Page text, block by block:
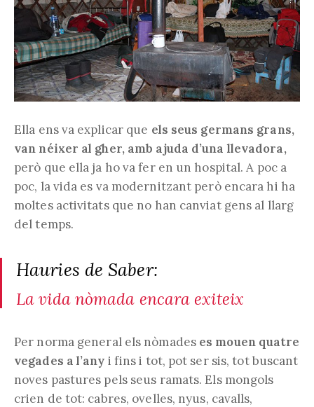
Ella ens va explicar que els seus germans grans,
van néixer al gher, amb ajuda d’una llevadora,
però que ella ja ho va fer en un hospital. A poc a
poc, la vida es va modernitzant però encara hi ha
moltes activitats que no han canviat gens al llarg
del temps.
Hauries de Saber:
La vida nòmada encara exiteix
Per norma general els nòmades es mouen quatre
vegades a l’any i fins i tot, pot ser sis, tot buscant
noves pastures pels seus ramats. Els mongols
crien de tot: cabres, ovelles, nyus, cavalls,